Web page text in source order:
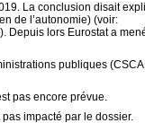
La conclusion disait
de l’autonomie) (voir:
). Depuis lors Eurostat a
publiques
pas encore prévue.
impacté par le dossier.